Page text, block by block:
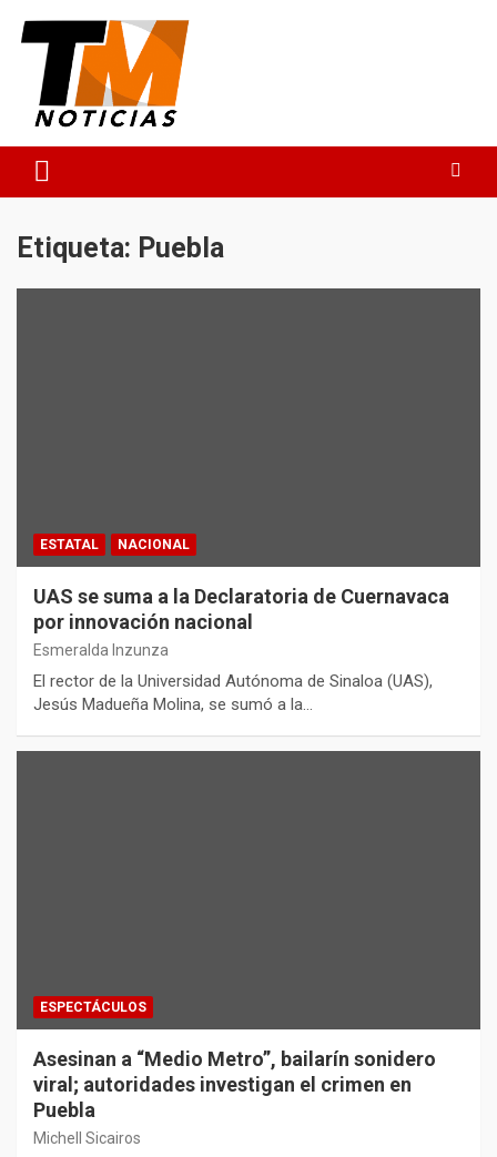
contenido
TM Noticias
Etiqueta: Puebla
ESTATAL NACIONAL
UAS se suma a la Declaratoria de Cuernavaca
por innovación nacional
Esmeralda Inzunza
El rector de la Universidad Autónoma de Sinaloa (UAS),
Jesús Madueña Molina, se sumó a la…
ESPECTÁCULOS
Asesinan a “Medio Metro”, bailarín sonidero
viral; autoridades investigan el crimen en
Puebla
Michell Sicairos